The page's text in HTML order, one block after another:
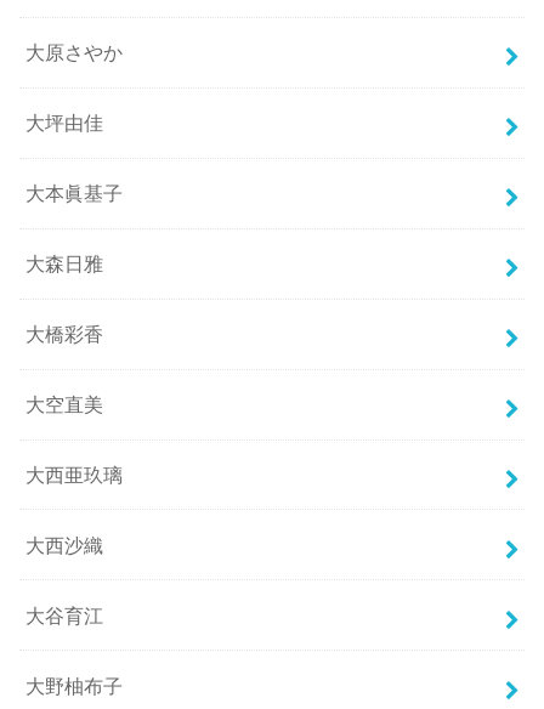
大原さやか
大坪由佳
大本眞基子
大森日雅
大橋彩香
大空直美
大西亜玖璃
大西沙織
大谷育江
大野柚布子